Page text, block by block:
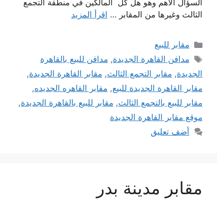
السؤال الأهم وهو هل كل المالكين في منطقة التجمع
الثالث وغيرها من المقابر … اقرأ المزيد
التصنيفات
مقابر للبيع
الوسوم
مدافن القاهرة الجديدة, مدافن للبيع بالقاهرة
الجديدة, مقابر التجمع الثالث, مقابر القاهرة الجديدة,
مقابر القاهرة الجديدة للبيع, مقابر القاهره الجديده,
مقابر للبيع بالتجمع الثالث, مقابر للبيع بالقاهرة الجديدة,
موقع مقابر القاهرة الجديدة
أضف تعليق
مقابر مدينة بدر